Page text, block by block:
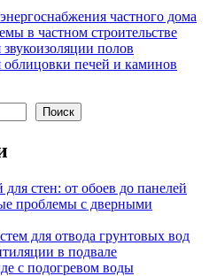
частного дома
в частном строительстве
полов
печей и каминов
Поиск
стен: от обоев до панелей
проблемы с дверными
для отвода грунтовых вод
в подвале
с подогревом воды